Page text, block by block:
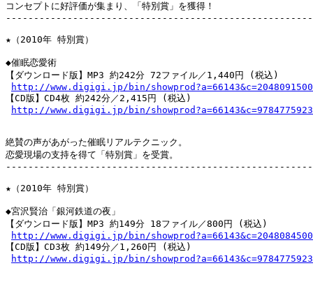
コンセプトに好評価が集まり、「特別賞」を獲得！
★（2010年 特別賞）
◆催眠恋愛術
【ダウンロード版】MP3 約242分 72ファイル／1,440円 (税込)
http://www.digigi.jp/bin/
【CD版】CD4枚 約242分／2,415円 (税込)
http://www.digigi.jp/bin/
絶賛の声があがった催眠リアルテクニック。
恋愛現場の支持を得て「特別賞」を受賞。
★（2010年 特別賞）
◆宮沢賢治「銀河鉄道の夜」
【ダウンロード版】MP3 約149分 18ファイル／800円 (税込)
http://www.digigi.jp/bin/
【CD版】CD3枚 約149分／1,260円 (税込)
http://www.digigi.jp/bin/